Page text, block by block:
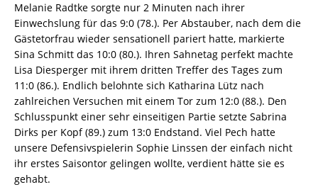
Melanie Radtke sorgte nur 2 Minuten nach ihrer
Einwechslung für das 9:0 (78.). Per Abstauber, nach dem die
Gästetorfrau wieder sensationell pariert hatte, markierte
Sina Schmitt das 10:0 (80.). Ihren Sahnetag perfekt machte
Lisa Diesperger mit ihrem dritten Treffer des Tages zum
11:0 (86.). Endlich belohnte sich Katharina Lütz nach
zahlreichen Versuchen mit einem Tor zum 12:0 (88.). Den
Schlusspunkt einer sehr einseitigen Partie setzte Sabrina
Dirks per Kopf (89.) zum 13:0 Endstand. Viel Pech hatte
unsere Defensivspielerin Sophie Linssen der einfach nicht
ihr erstes Saisontor gelingen wollte, verdient hätte sie es
gehabt.